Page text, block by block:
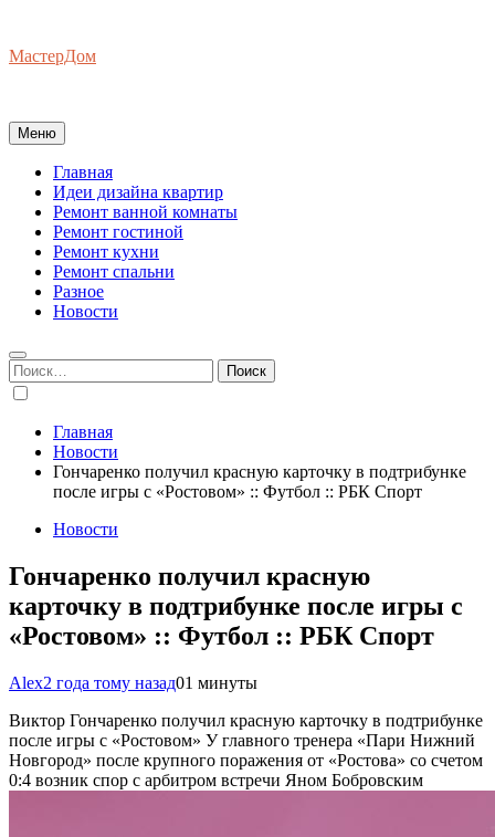
содержимому
МастерДом
Меню
Главная
Идеи дизайна квартир
Ремонт ванной комнаты
Ремонт гостиной
Ремонт кухни
Ремонт спальни
Разное
Новости
Найти:
Главная
Новости
Гончаренко получил красную карточку в подтрибунке
после игры с «Ростовом» :: Футбол :: РБК Спорт
Новости
Гончаренко получил красную
карточку в подтрибунке после игры с
«Ростовом» :: Футбол :: РБК Спорт
Alex2 года тому назад01 минуты
Виктор Гончаренко получил красную карточку в подтрибунке
после игры с «Ростовом» У главного тренера «Пари Нижний
Новгород» после крупного поражения от «Ростова» со счетом
0:4 возник спор с арбитром встречи Яном Бобровским